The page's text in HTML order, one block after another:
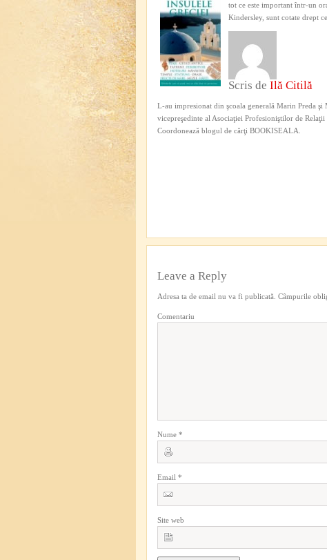
tot ce este important într-un
Kindersley, sunt cotate drept
Scris de Ilă Citilă
L-au impresionat din şcoala generală Marin Preda
vicepreşedinte al Asociaţiei Profesioniştilor de
Coordonează blogul de cărţi BOOKISEALA.
Leave a Reply
Adresa ta de email nu va fi publicată. Câmpurile
Comentariu
Nume *
Email *
Site web